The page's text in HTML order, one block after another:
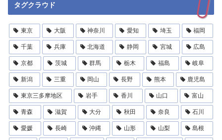
タグクラウド
東京 大阪 神奈川 愛知 埼玉 福岡
千葉 兵庫 北海道 静岡 宮城 広島
京都 茨城 群馬 栃木 福島 岐阜
新潟 三重 岡山 長野 熊本 鹿児島
東京三多摩地区 岩手 香川 山口 富山
青森 滋賀 大分 秋田 奈良 石川
愛媛 長崎 沖縄 山形 山梨 島根